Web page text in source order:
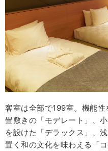
客室は全部で199室。機能性
畳敷きの「モデレート」、
を設けた「デラックス」、
置く和の文化を味わえる「